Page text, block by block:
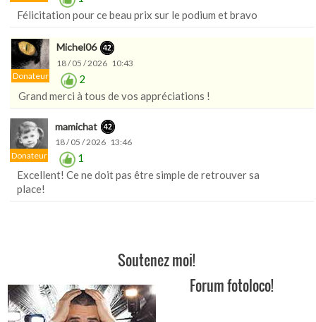
Félicitation pour ce beau prix sur le podium et bravo
Donateur
Michel06
18 / 05 / 2026 10:43
2
Grand merci à tous de vos appréciations !
Donateur
mamichat
18 / 05 / 2026 13:46
1
Excellent! Ce ne doit pas être simple de retrouver sa
place!
Soutenez moi!
Forum fotoloco!